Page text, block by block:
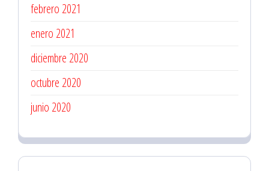
febrero 2021
enero 2021
diciembre 2020
octubre 2020
junio 2020